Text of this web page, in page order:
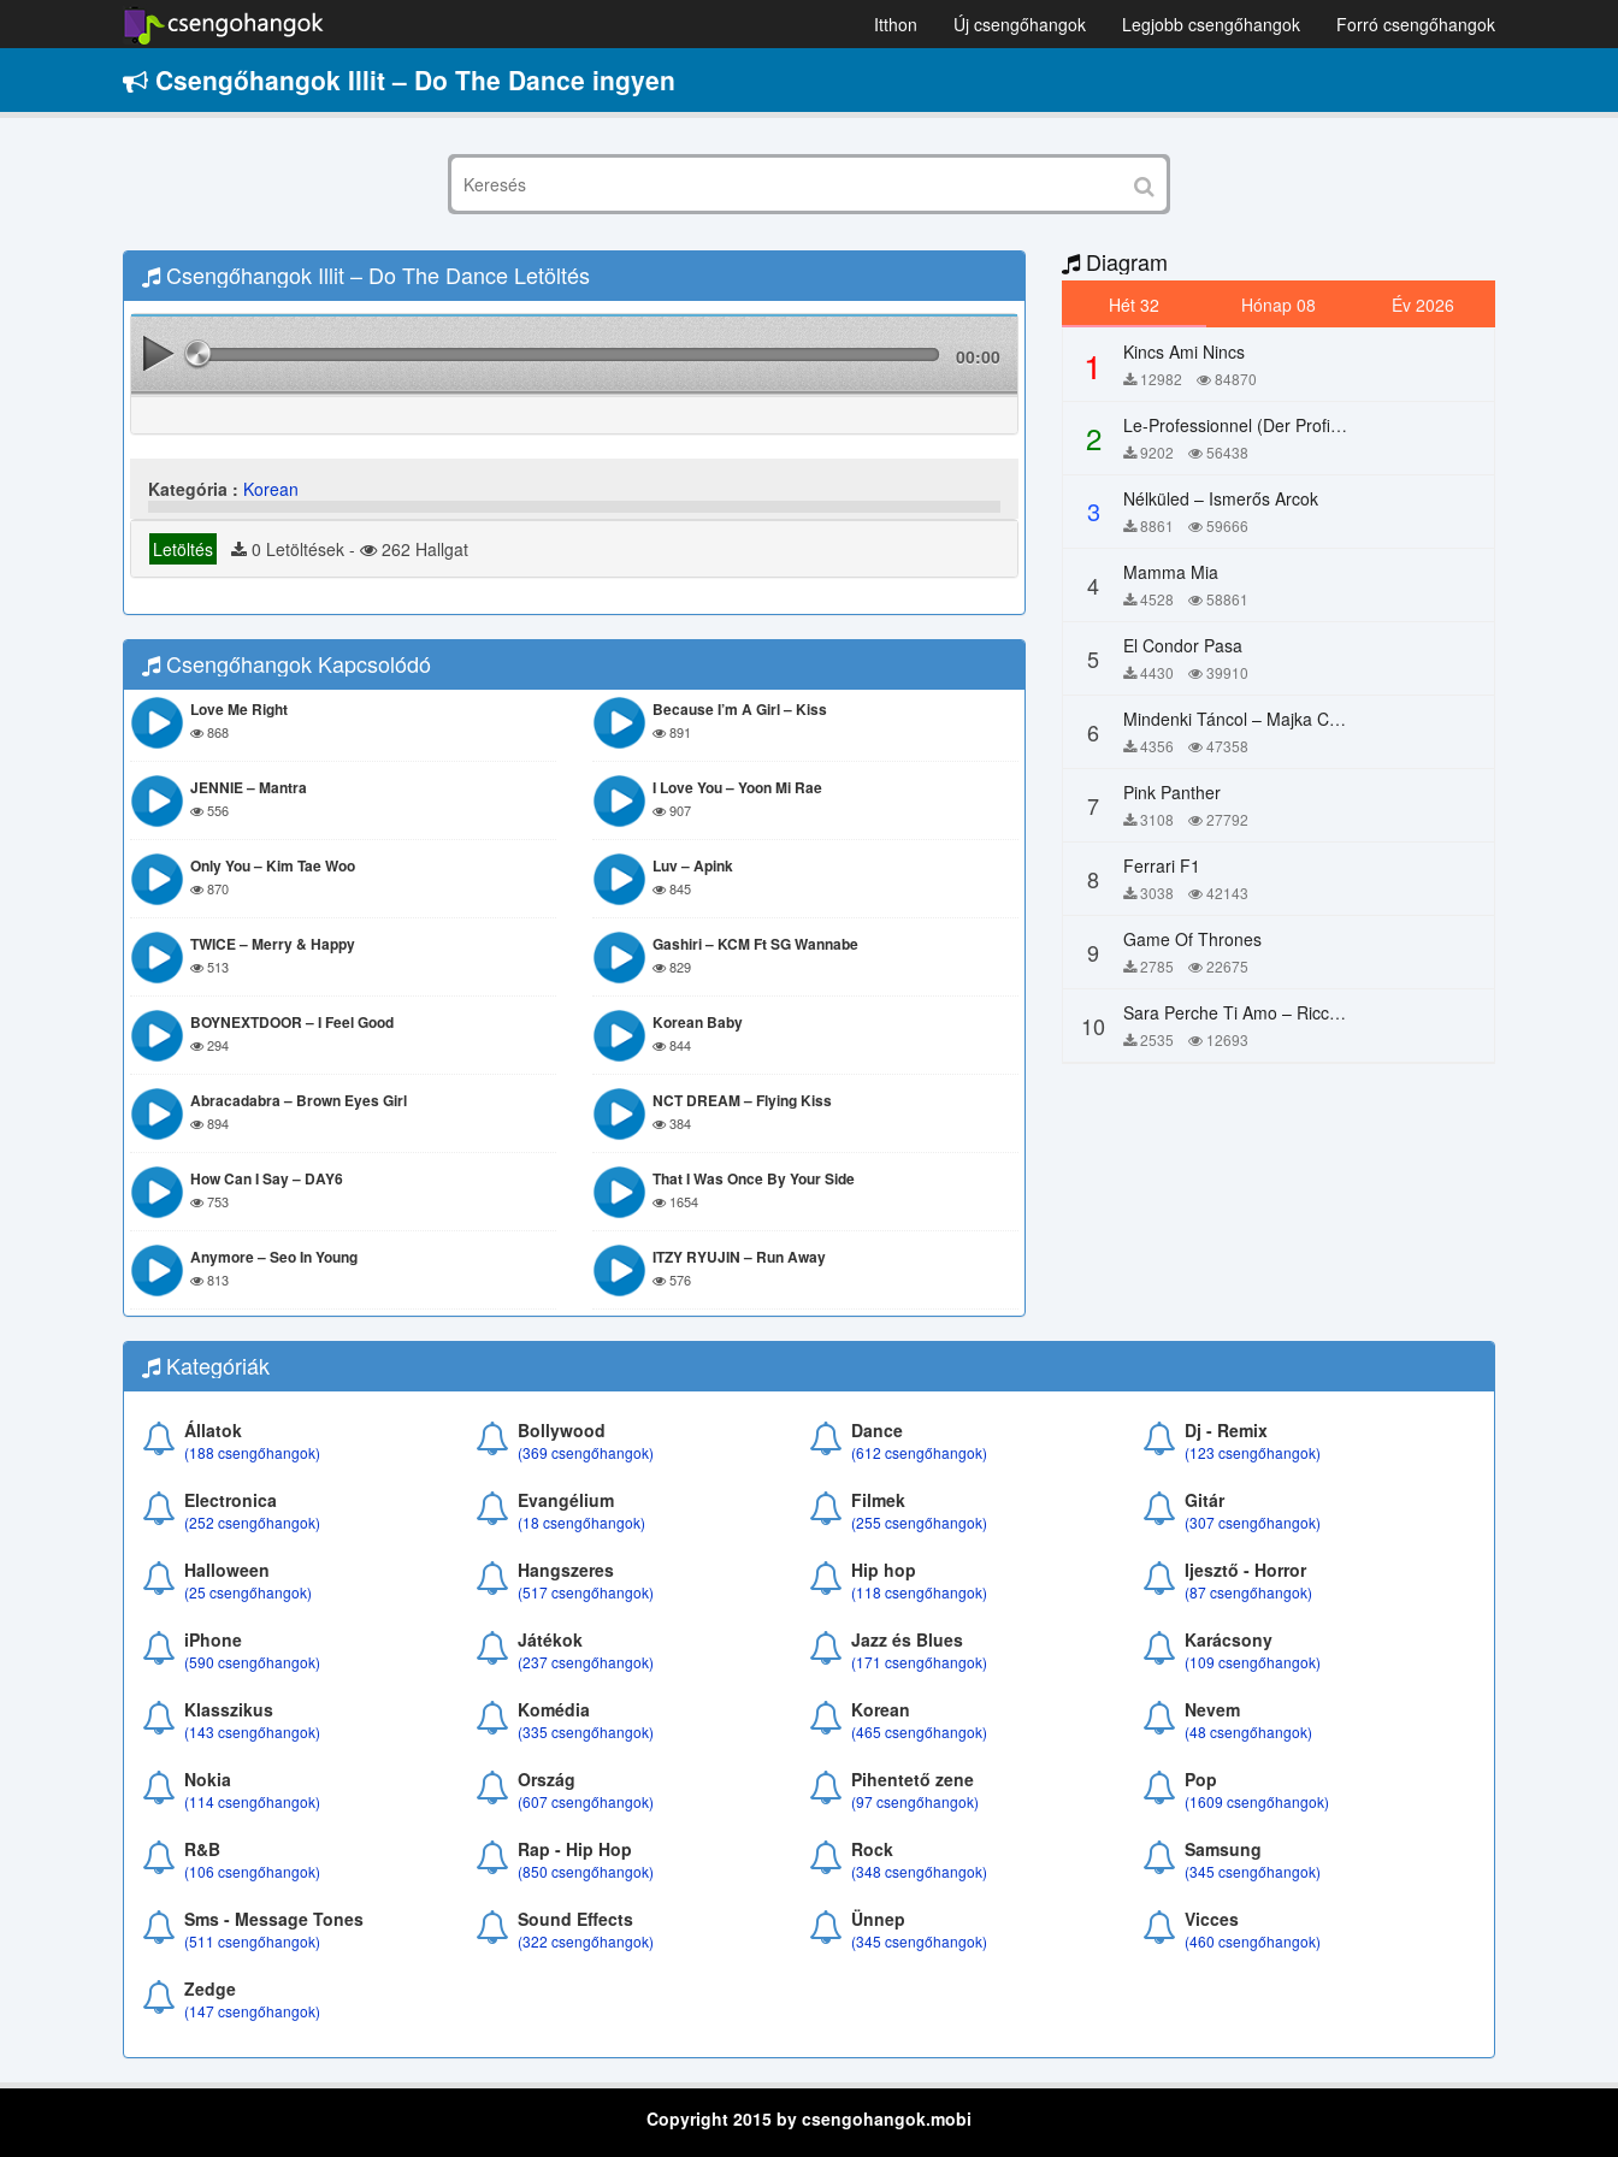
Itthon Új csengőhangok Legjobb csengőhangok Forró csengőhangok
Csengőhangok Illit – Do The Dance ingyen
Csengőhangok Illit – Do The Dance Letöltés
00:00
Kategória : Korean
Letöltés 0 Letöltések - 262 Hallgat
Csengőhangok Kapcsolódó
Love Me Right
868
Because I’m A Girl – Kiss
891
JENNIE – Mantra
556
I Love You – Yoon Mi Rae
907
Only You – Kim Tae Woo
870
Luv – Apink
845
TWICE – Merry & Happy
513
Gashiri – KCM Ft SG Wannabe
829
BOYNEXTDOOR – I Feel Good
294
Korean Baby
844
Abracadabra – Brown Eyes Girl
894
NCT DREAM – Flying Kiss
384
How Can I Say – DAY6
753
That I Was Once By Your Side
1654
Anymore – Seo In Young
813
ITZY RYUJIN – Run Away
576
Diagram
Hét 32 Hónap 08 Év 2026
1 Kincs Ami Nincs
12982 84870
2 Le-Professionnel (Der Profi) – Chi Mai
9202 56438
3 Nélküled – Ismerős Arcok
8861 59666
4 Mamma Mia
4528 58861
5 El Condor Pasa
4430 39910
6 Mindenki Táncol – Majka Curtis, Péter Majoros
4356 47358
7 Pink Panther
3108 27792
8 Ferrari F1
3038 42143
9 Game Of Thrones
2785 22675
10 Sara Perche Ti Amo – Ricchi E Poveri
2535 12693
Kategóriák
Állatok
(188 csengőhangok)
Bollywood
(369 csengőhangok)
Dance
(612 csengőhangok)
Dj - Remix
(123 csengőhangok)
Electronica
(252 csengőhangok)
Evangélium
(18 csengőhangok)
Filmek
(255 csengőhangok)
Gitár
(307 csengőhangok)
Halloween
(25 csengőhangok)
Hangszeres
(517 csengőhangok)
Hip hop
(118 csengőhangok)
Ijesztő - Horror
(87 csengőhangok)
iPhone
(590 csengőhangok)
Játékok
(237 csengőhangok)
Jazz és Blues
(171 csengőhangok)
Karácsony
(109 csengőhangok)
Klasszikus
(143 csengőhangok)
Komédia
(335 csengőhangok)
Korean
(465 csengőhangok)
Nevem
(48 csengőhangok)
Nokia
(114 csengőhangok)
Ország
(607 csengőhangok)
Pihentető zene
(97 csengőhangok)
Pop
(1609 csengőhangok)
R&B
(106 csengőhangok)
Rap - Hip Hop
(850 csengőhangok)
Rock
(348 csengőhangok)
Samsung
(345 csengőhangok)
Sms - Message Tones
(511 csengőhangok)
Sound Effects
(322 csengőhangok)
Ünnep
(345 csengőhangok)
Vicces
(460 csengőhangok)
Zedge
(147 csengőhangok)
Copyright 2015 by csengohangok.mobi